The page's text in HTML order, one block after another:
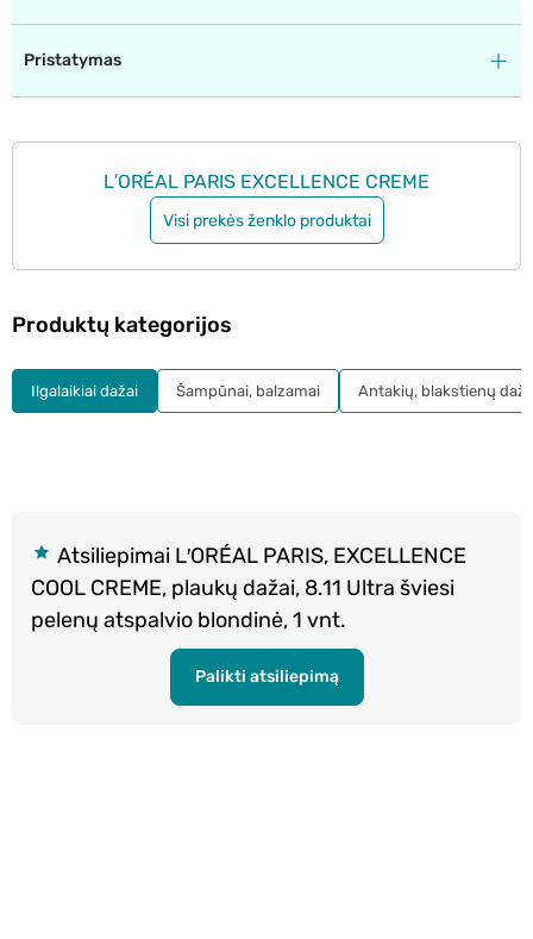
Pristatymas
L′ORÉAL PARIS EXCELLENCE CREME
Visi prekės ženklo produktai
Atsiliepimai L′ORÉAL PARIS, EXCELLENCE
COOL CREME, plaukų dažai, 8.11 Ultra šviesi
pelenų atspalvio blondinė, 1 vnt.
Palikti atsiliepimą
Produktų kategorijos
Ilgalaikiai dažai Šampūnai, balzamai Antakių, blakstienų